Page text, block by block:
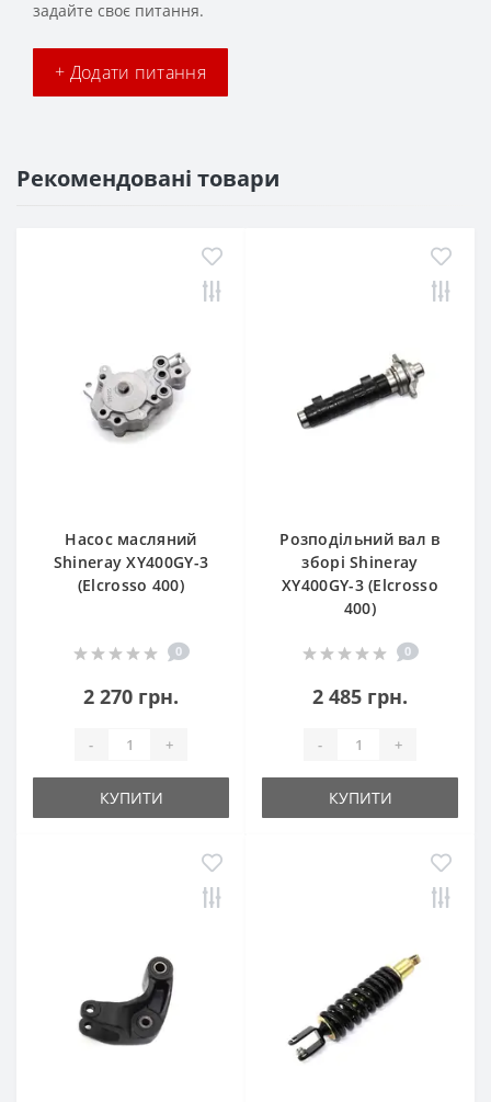
задайте своє питання.
+ Додати питання
Рекомендовані товари
Насос масляний
Shineray XY400GY-3
(Elcrosso 400)
0
2 270 грн.
- +
КУПИТИ
Розподільний вал в
зборі Shineray
XY400GY-3 (Elcrosso
400)
0
2 485 грн.
- +
КУПИТИ